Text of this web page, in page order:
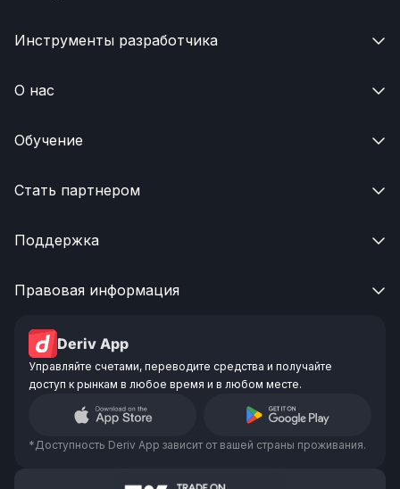
Инструменты разработчика 
О нас 
Обучение 
Стать партнером 
Поддержка 
Правовая информация 
Deriv App
Управляйте счетами, переводите средства и получайте
доступ к рынкам в любое время и в любом месте.
*Доступность Deriv App зависит от вашей страны проживания.